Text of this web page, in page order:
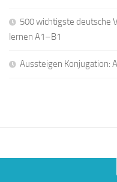
500 wichtigste deutsche
lernen A1–B1
Aussteigen Konjugation: